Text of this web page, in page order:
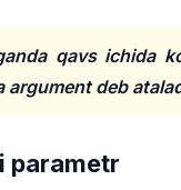
qavs ichida
argument deb
parametr